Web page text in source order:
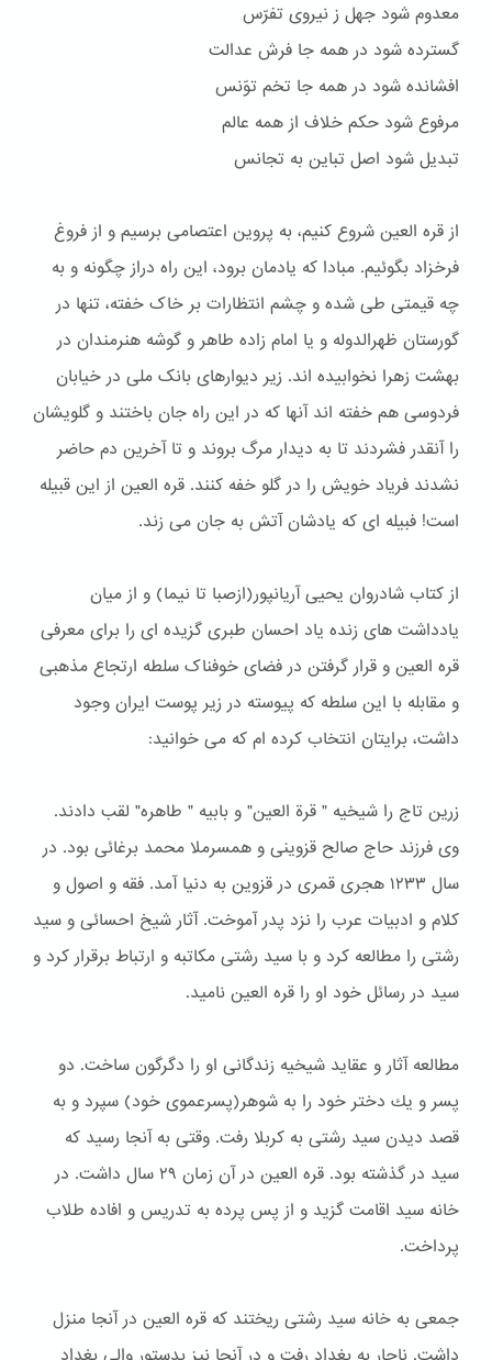
معدوم شود جهل ز نیروی تفرّس
گسترده شود در همه جا فرش عدالت
افشانده شود در همه جا تخم توّنس
مرفوع شود حکم خلاف از همه عالم
تبدیل شود اصل تباین به تجانس
از قره العین شروع کنیم، به پروین اعتصامی برسیم و از فروغ
فرخزاد بگوئیم. مبادا که یادمان برود، این راه دراز چگونه و به
چه قیمتی طی شده و چشم انتظارات بر خاک خفته، تنها در
گورستان ظهرالدوله و یا امام زاده طاهر و گوشه هنرمندان در
بهشت زهرا نخوابیده اند. زیر دیوارهای بانک ملی در خیابان
فردوسی هم خفته اند آنها که در این راه جان باختند و گلویشان
را آنقدر فشردند تا به دیدار مرگ بروند و تا آخرین دم حاضر
نشدند فریاد خویش را در گلو خفه کنند. قره العین از این قبیله
است! فبیله ای که یادشان آتش به جان می زند.
از كتاب شادروان یحیی آریانپور(ازصبا تا نیما) و از میان
یادداشت های زنده یاد احسان طبری گزیده ای را برای معرفی
قره العین و قرار گرفتن در فضای خوفناک سلطه ارتجاع مذهبی
و مقابله با این سلطه که پیوسته در زیر پوست ایران وجود
داشت، برایتان انتخاب کرده ام که می خوانید:
زرین تاج را شیخیه " قرة العین" و بابیه " طاهره" لقب دادند.
وی فرزند حاج صالح قزوینی و همسرملا محمد برغائی بود. در
سال ۱۲۳۳ هجری قمری در قزوین به دنیا آمد. فقه و اصول و
كلام و ادبیات عرب را نزد پدر آموخت. آثار شیخ احسائی و سید
رشتی را مطالعه كرد و با سید رشتی مكاتبه و ارتباط برقرار كرد و
سید در رسائل خود او را قره العین نامید.
مطالعه آثار و عقاید شیخیه زندگانی او را دگرگون ساخت. دو
پسر و یك دختر خود را به شوهر(پسرعموی خود) سپرد و به
قصد دیدن سید رشتی به كربلا رفت. وقتی به آنجا رسید كه
سید در گذشته بود. قره العین در آن زمان ۲۹ سال داشت. در
خانه سید اقامت گزید و از پس پرده به تدریس و افاده طلاب
پرداخت.
جمعی به خانه سید رشتی ریختند كه قره العین در آنجا منزل